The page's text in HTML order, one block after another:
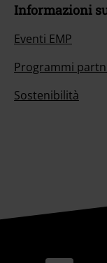
Informazioni
Eventi EMP
Programmi
Sostenibilità